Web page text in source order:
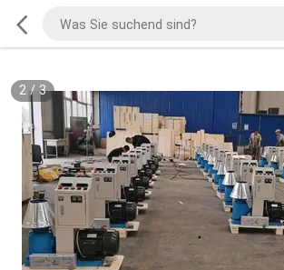
2/ 3